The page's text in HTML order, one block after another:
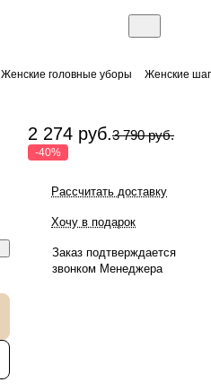
Женские головные уборы Женские
2 274 руб.3 790 руб.
-40%
Рассчитать доставку
Хочу в подарок
Заказ подтверждается
звонком Менеджера